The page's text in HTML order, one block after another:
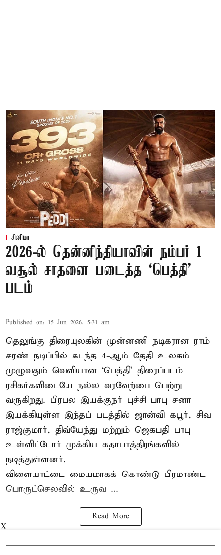
சினிமா
2026-ல் தென்னிந்தியாவின் நம்பர் 1
வசூல் சாதனை படைத்த ‘பெத்தி’
படம்
Published on: 15 Jun 2026, 5:31 am
தெலுங்கு திரையுலகின் முன்னணி நடிகரான ராம்
சரண் நடிப்பில் கடந்த 4-ஆம் தேதி உலகம்
முழுவதும் வெளியான ‘பெத்தி’ திரைப்படம்
ரசிகர்களிடையே நல்ல வரவேற்பை பெற்று
வருகிறது. பிரபல இயக்குநர் புச்சி பாபு சனா
இயக்கியுள்ள இந்தப் படத்தில் ஜான்வி கபூர், சிவ
ராஜ்குமார், திவ்யேந்து மற்றும் ஜெகபதி பாபு
உள்ளிட்டோர் முக்கிய கதாபாத்திரங்களில்
நடித்துள்ளனர்.
விளையாட்டை மையமாகக் கொண்டு பிரமாண்ட
பொருட்செலவில் உருவ ...
Read More
X